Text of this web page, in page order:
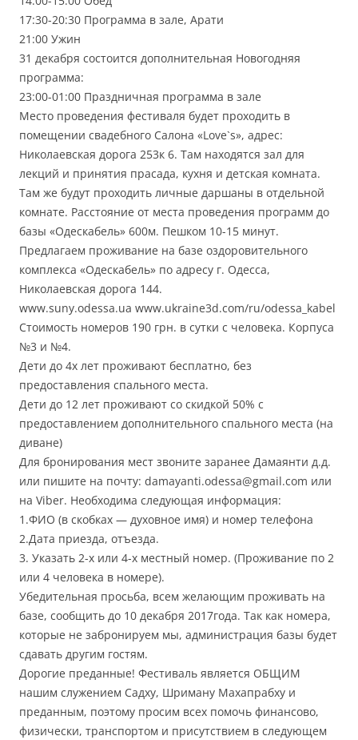
17:30-20:30 Программа в зале, Арати
21:00 Ужин
31 декабря состоится дополнительная Новогодняя
программа:
23:00-01:00 Праздничная программа в зале
Место проведения фестиваля будет проходить в
помещении свадебного Салона «Love`s», адрес:
Николаевская дорога 253к 6. Там находятся зал для
лекций и принятия прасада, кухня и детская комната.
Там же будут проходить личные даршаны в отдельной
комнате. Расстояние от места проведения программ до
базы «Одескабель» 600м. Пешком 10-15 минут.
Предлагаем проживание на базе оздоровительного
комплекса «Одескабель» по адресу г. Одесса,
Николаевская дорога 144.
www.suny.odessa.ua www.ukraine3d.com/ru/odessa_kabel
Стоимость номеров 190 грн. в сутки с человека. Корпуса
№3 и №4.
Дети до 4х лет проживают бесплатно, без
предоставления спального места.
Дети до 12 лет проживают со скидкой 50% с
предоставлением дополнительного спального места (на
диване)
Для бронирования мест звоните заранее Дамаянти д.д.
или пишите на почту: damayanti.odessa@gmail.com или
на Viber. Необходима следующая информация:
1.ФИО (в скобках — духовное имя) и номер телефона
2.Дата приезда, отъезда.
3. Указать 2-х или 4-х местный номер. (Проживание по 2
или 4 человека в номере).
Убедительная просьба, всем желающим проживать на
базе, сообщить до 10 декабря 2017года. Так как номера,
которые не забронируем мы, администрация базы будет
сдавать другим гостям.
Дорогие преданные! Фестиваль является ОБЩИМ
нашим служением Садху, Шриману Махапрабху и
преданным, поэтому просим всех помочь финансово,
физически, транспортом и присутствием в следующем